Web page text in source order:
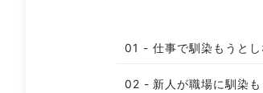
仕事で馴染もうと
新人が職場に馴染